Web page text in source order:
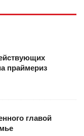
праймериз
главой